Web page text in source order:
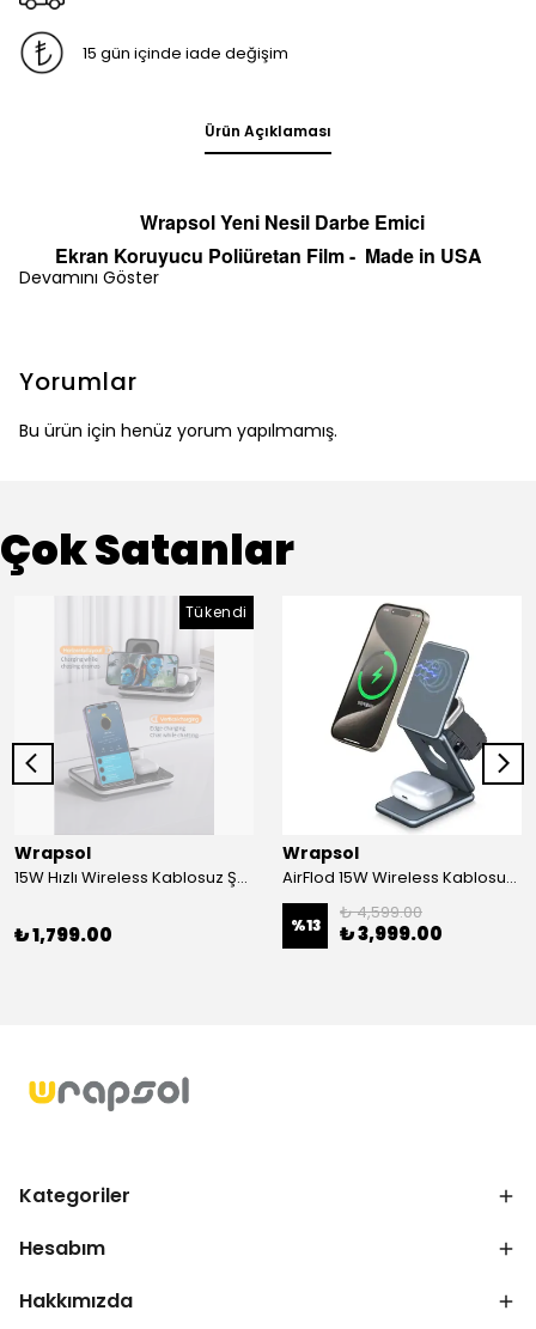
15 gün içinde iade değişim
Ürün Açıklaması
Wrapsol Yeni Nesil Darbe Emici
Ekran Koruyucu Poliüretan Film - Made in USA
Devamını Göster
Yorumlar
Bu ürün için henüz yorum yapılmamış.
Çok Satanlar
Tükendi
Wrapsol
15W Hızlı Wireless Kablosuz Şarj Standı 4 in 1 Masaüstü İstasyon -iPhone-android-watch-airpods Uyumlu
₺ 1,799.00
Wrapsol
AirFlod 15W Wireless Kablosuz Şarj Standı Alüminyum Katlanabilir 3in1 iPhone-android-watch-airpods
%13
₺ 4,599.00
₺ 3,999.00
Kategoriler
Hesabım
Hakkımızda